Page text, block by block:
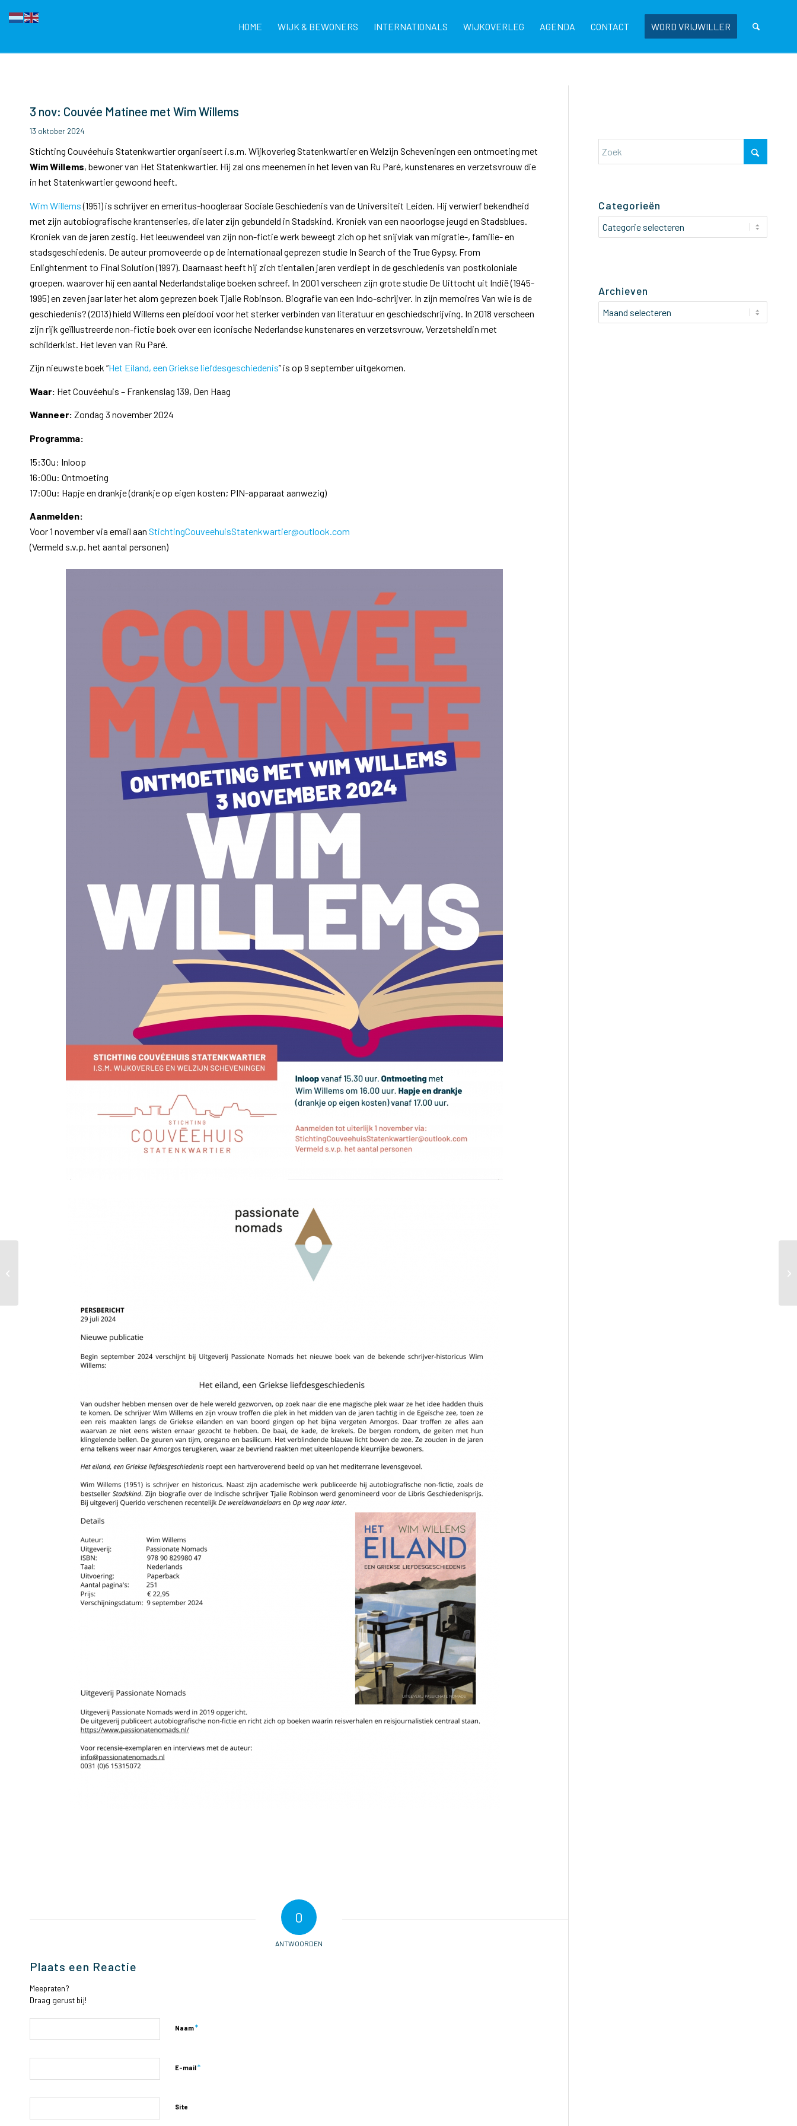
HOME WIJK & BEWONERS INTERNATIONALS WIJKOVERLEG AGENDA CONTACT WORD VRIJWILLER
3 nov: Couvée Matinee met Wim Willems
13 oktober 2024
Stichting Couvéehuis Statenkwartier organiseert i.s.m. Wijkoverleg Statenkwartier en Welzijn Scheveningen een ontmoeting met
Wim Willems, bewoner van Het Statenkwartier. Hij zal ons meenemen in het leven van Ru Paré, kunstenares en verzetsvrouw die
in het Statenkwartier gewoond heeft.
Wim Willems(1951) is schrijver en emeritus-hoogleraar Sociale Geschiedenis van de Universiteit Leiden. Hij verwierf bekendheid
met zijn autobiografische krantenseries, die later zijn gebundeld in Stadskind. Kroniek van een naoorlogse jeugd en Stadsblues.
Kroniek van de jaren zestig. Het leeuwendeel van zijn non-fictie werk beweegt zich op het snijvlak van migratie-, familie- en
stadsgeschiedenis. De auteur promoveerde op de internationaal geprezen studie In Search of the True Gypsy. From
Enlightenment to Final Solution (1997). Daarnaast heeft hij zich tientallen jaren verdiept in de geschiedenis van postkoloniale
groepen, waarover hij een aantal Nederlandstalige boeken schreef. In 2001 verscheen zijn grote studie De Uittocht uit Indië (1945-
1995) en zeven jaar later het alom geprezen boek Tjalie Robinson. Biografie van een Indo-schrijver. In zijn memoires Van wie is de
geschiedenis? (2013) hield Willems een pleidooi voor het sterker verbinden van literatuur en geschiedschrijving. In 2018 verscheen
zijn rijk geïllustreerde non-fictie boek over een iconische Nederlandse kunstenares en verzetsvrouw, Verzetsheldin met
schilderkist. Het leven van Ru Paré.
Zijn nieuwste boek “Het Eiland, een Griekse liefdesgeschiedenis” is op 9 september uitgekomen.
Waar: Het Couvéehuis – Frankenslag 139, Den Haag
Wanneer: Zondag 3 november 2024
Programma:
15:30u: Inloop
16:00u: Ontmoeting
17:00u: Hapje en drankje (drankje op eigen kosten; PIN-apparaat aanwezig)
Aanmelden:
Voor 1 november via email aan StichtingCouveehuisStatenkwartier@outlook.com
(Vermeld s.v.p. het aantal personen)
0
ANTWOORDEN
Plaats een Reactie
Meepraten?
Draag gerust bij!
Naam*
E-mail*
Site
Categorieën
Categorieën
Archieven